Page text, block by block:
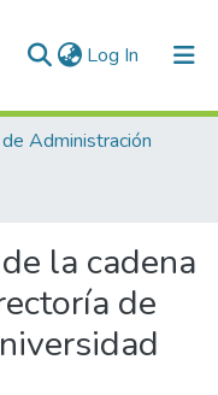
Log In (current)
Administración
la cadena
de